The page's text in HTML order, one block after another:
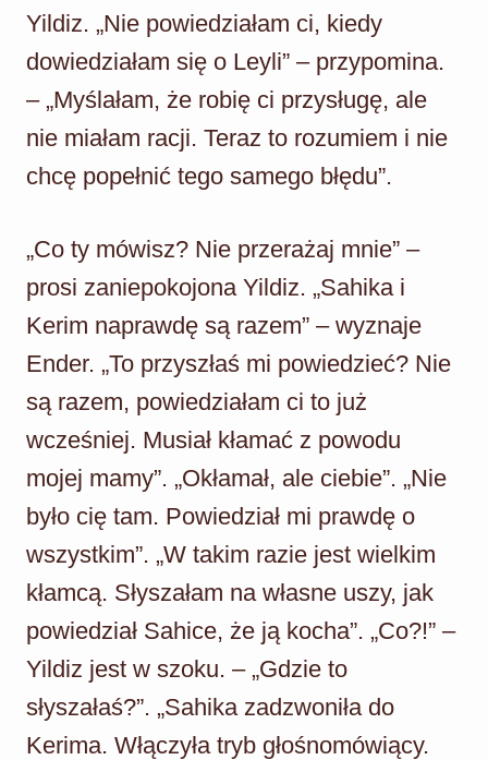
Yildiz. „Nie powiedziałam ci, kiedy
dowiedziałam się o Leyli” – przypomina.
– „Myślałam, że robię ci przysługę, ale
nie miałam racji. Teraz to rozumiem i nie
chcę popełnić tego samego błędu”.
„Co ty mówisz? Nie przerażaj mnie” –
prosi zaniepokojona Yildiz. „Sahika i
Kerim naprawdę są razem” – wyznaje
Ender. „To przyszłaś mi powiedzieć? Nie
są razem, powiedziałam ci to już
wcześniej. Musiał kłamać z powodu
mojej mamy”. „Okłamał, ale ciebie”. „Nie
było cię tam. Powiedział mi prawdę o
wszystkim”. „W takim razie jest wielkim
kłamcą. Słyszałam na własne uszy, jak
powiedział Sahice, że ją kocha”. „Co?!” –
Yildiz jest w szoku. – „Gdzie to
słyszałaś?”. „Sahika zadzwoniła do
Kerima. Włączyła tryb głośnomówiący.